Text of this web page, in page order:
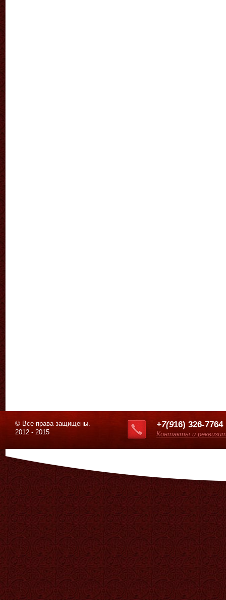
© Все права защищены.
2012 - 2015
+7(916) 326-7764
Контакты и